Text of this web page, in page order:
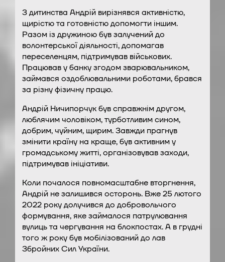
З дитинства Андрій вирізнявся активністю,
щирістю та готовністю допомогти іншим.
Разом із дружиною був залучений до
волонтерської діяльності, допомагав
переселенцям, підтримував військових.
Працював у банку згодом зварювальником,
займався оздоблювальними роботами, брався
за різну фізичну працю.
Андрій Ничипорчук був справжнім другом,
люблячим чоловіком, турботливим сином,
добрим, чуйним, щирим. Завжди прагнув
змінити країну на краще, був активним у
громадському житті, організовував заходи,
підтримував ініціативи.
Коли почалося повномасштабне вторгнення,
Андрій не залишився осторонь. Вже 25 лютого
2022 року долучився до добровольчого
формування, яке займалося патрулювання
вулиць та чергування на блокпостах. А в грудні
того ж року був мобілізований до лав
Збройних Сил України.